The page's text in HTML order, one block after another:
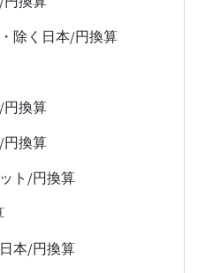
除く日本/円換算
円換算
円換算
ト/円換算
本/円換算